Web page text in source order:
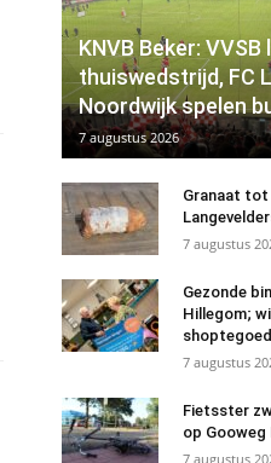
KNVB Beker:
thuiswedstrijd, FC
Noordwijk spelen
7 augustus 2026
Granaat
7 augustus
Gezonde
Hillegom;
shoptegoed
7 augustus
Fietsster
op
7 augustus